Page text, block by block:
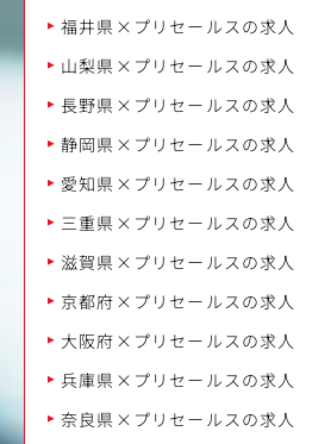
福井県×プリセールスの求人
山梨県×プリセールスの求人
長野県×プリセールスの求人
静岡県×プリセールスの求人
愛知県×プリセールスの求人
三重県×プリセールスの求人
滋賀県×プリセールスの求人
京都府×プリセールスの求人
大阪府×プリセールスの求人
兵庫県×プリセールスの求人
奈良県×プリセールスの求人